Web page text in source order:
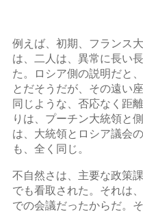
例えば、初期、フランス
は、二人は、異常に長い
た。ロシア側の説明だと
とだそうだが、その遠い
同じような、否応なく距
りは、プーチン大統領と
は、大統領とロシア議会
も、全く同じ。
不自然さは、主要な政策
でも看取された。それは
での会議だったからだ。